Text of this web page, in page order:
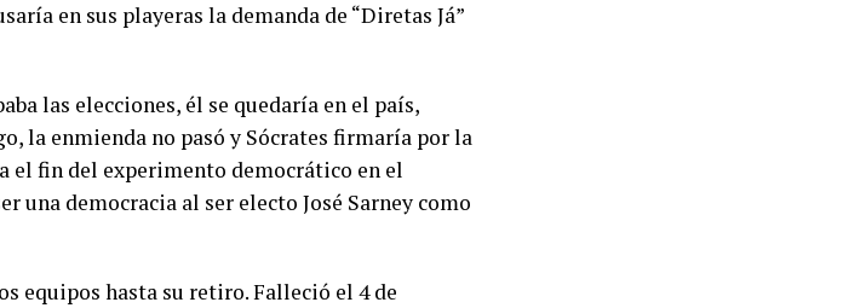
en sus playeras la demanda de “Diretas Já”
las elecciones, él se quedaría en el país,
la enmienda no pasó y Sócrates firmaría por la
el fin del experimento democrático en el
una democracia al ser electo José Sarney como
equipos hasta su retiro. Falleció el 4 de